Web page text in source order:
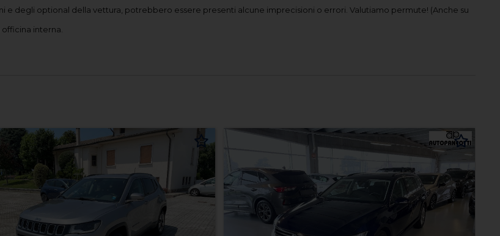
degli optional della vettura, potrebbero essere presenti alcune imprecisioni o errori. Valutiamo permute! (Anche su
interna.